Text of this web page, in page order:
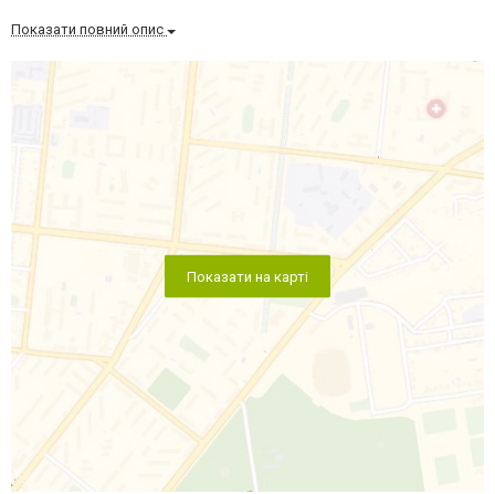
Показати повний опис
Показати на карті